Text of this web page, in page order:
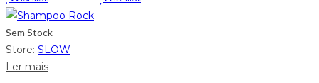
Sem Stock
Store: SLOW
Ler mais